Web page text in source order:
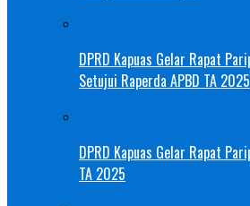
DPRD Kapuas Gelar Rapat
Setujui Raperda APBD TA 2025
DPRD Kapuas Gelar Rapat
TA 2025